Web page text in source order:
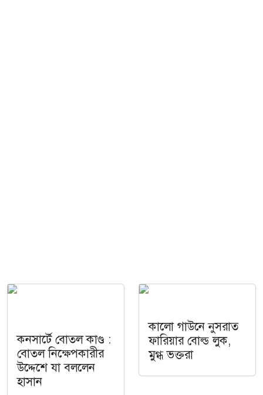
কনসার্টে বোতল কাণ্ড :
বোতল নিক্ষেপকারীর
উদ্দেশে যা বললেন
হাসান
কালো গাউনে নুসরাত
ফারিয়ার বোল্ড লুক,
মুগ্ধ ভক্তরা